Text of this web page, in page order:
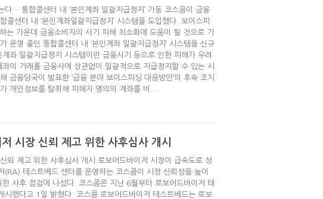
다… 통합콜센터 내 ‘본인계좌 일괄지급정지’ 가동 코스콤이 금융
콜센터 내 ‘본인계좌일괄지급정지’ 시스템을 도입했다. 보이스피
는 가운데 금융소비자의 사기 피해 최소화에 도움이 될 것으로 기
운영 중인 통합콜센터 내 ‘본인계좌 일괄지급정지’ 시스템을 신규
좌 일괄지급정지 시스템이란 금융사기 등으로 인한 피해가 우려
의 거래를 금융사에 상관없이 일괄적으로 지급정지할 수 있는 시
금융당국이 발표한 ‘금융 분야 보이스피싱 대응방안’의 후속 조치
개인정보를 탈취해 피해자 명의의 계좌를 비...
시장 신뢰 제고 위한 사후심사 개시
뢰 제고 위한 사후심사 개시 로보어드바이저 시장이 급속도로 성
(RA) 테스트베드 센터를 운영하는 코스콤이 시장 신뢰성을 높이
사후 점검에 나섰다. 코스콤은 지난 6월부터 로보어드바이저 테
시했다고 1일 밝혔다. 코스콤 로보어드바이저 테스트베드는 로보